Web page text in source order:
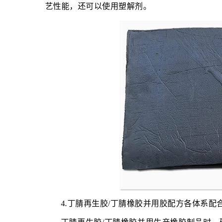
艺性能，还可以使用塑解剂。
4.丁腈再生胶/丁腈橡胶并用胶配方各体系配